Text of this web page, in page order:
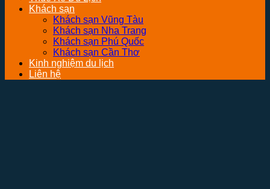
Khách sạn
Khách sạn Vũng Tàu
Khách sạn Nha Trang
Khách sạn Phú Quốc
Khách sạn Cần Thơ
Kinh nghiệm du lịch
Liên hệ